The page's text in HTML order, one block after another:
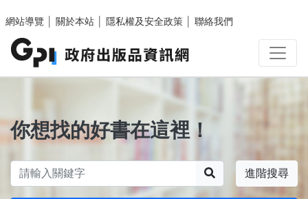
網站導覽
關於本站 隱私權及安全政策 聯絡我們
你想找的好書在這裡！
進階搜尋